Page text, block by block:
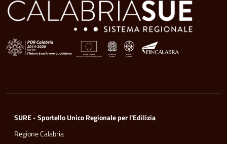
SURE - Sportello Unico Regionale per l'Edilizia
Regione Calabria